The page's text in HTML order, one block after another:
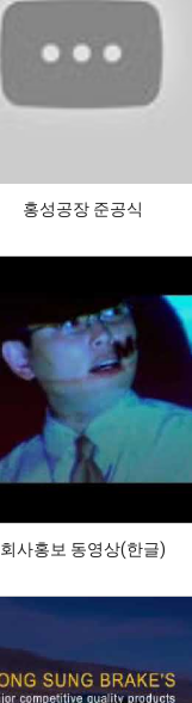
홍성공장 준공식
회사홍보 동영상(한글)